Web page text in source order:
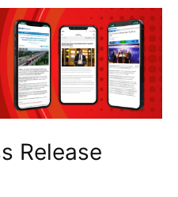
Release